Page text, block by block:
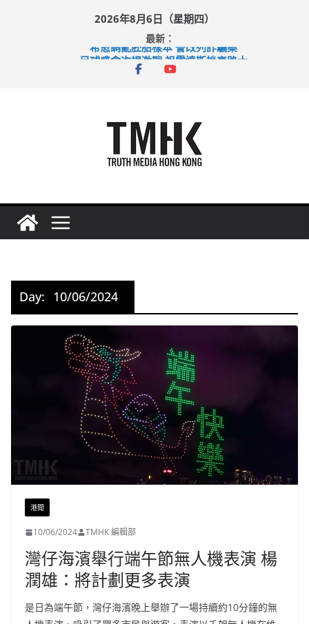
2026年8月6日（星期四）
最新：
希愈調亂胚胎樣本 警改列詐騙案
足球盛會次場激戰 祖雲達斯挫車路士
Day: 10/06/2024
港聞
10/06/2024 TMHK 編輯部
灣仔海濱舉行端午節無人機表演 楊
潤雄：將計劃更多表演
是日為端午節，灣仔海濱晚上舉辦了一場持續約10分鐘的無